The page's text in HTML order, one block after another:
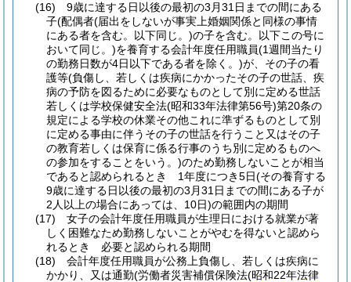
(16)
9歳に達する日以後の最初の3月31日までの間にある
子(配偶者(届出をしないが事実上婚姻関係と同様の事情
にある者を含む。以下同じ。)の子を含む。以下この号に
おいて同じ。)を養育する会計年度任用職員(1週間当たり
の勤務日数が4日以下である者を除く。)が、その子の看
護等(負傷し、若しくは疾病にかかったその子の世話、疾
病の予防を図るために必要なものとして別に定める世話
若しくは学校保健安全法(昭和33年法律第56号)第20条の
規定による学校の休業その他これに準ずるものとして別
に定める事由に伴うその子の世話を行うこと又はその子
の教育若しくは保育に係る行事のうち別に定めるものへ
の参加をすることをいう。)のため勤務しないことが相当
であると認められるとき 1年度につき5日(その養育する
9歳に達する日以後の最初の3月31日までの間にある子が
2人以上の場合にあっては、10日)の範囲内の期間
(17)
女子の会計年度任用職員が生理日における就業が著
しく困難なため勤務しないことがやむを得ないと認めら
れるとき 必要と認められる期間
(18)
会計年度任用職員が公務上負傷し、若しくは疾病に
かかり、又は通勤(労働者災害補償保険法(昭和22年法律